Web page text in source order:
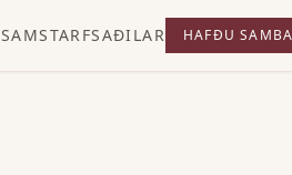
SAMSTARFSAÐILAR HAFÐU